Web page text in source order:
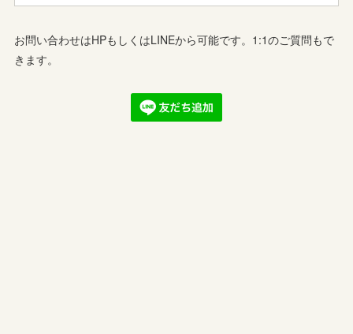
お問い合わせはHPもしくはLINEから可能です。1:1のご質問もで
きます。